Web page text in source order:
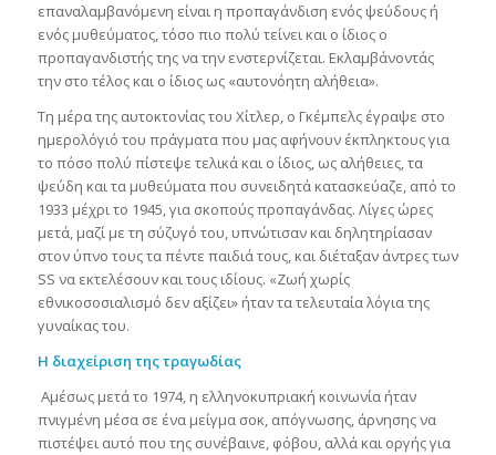
επαναλαμβανόμενη είναι η προπαγάνδιση ενός ψεύδους ή
ενός μυθεύματος, τόσο πιο πολύ τείνει και ο ίδιος ο
προπαγανδιστής της να την ενστερνίζεται. Εκλαμβάνοντάς
την στο τέλος και ο ίδιος ως «αυτονόητη αλήθεια».
Τη μέρα της αυτοκτονίας του Χίτλερ, ο Γκέμπελς έγραψε στο
ημερολόγιό του πράγματα που μας αφήνουν έκπληκτους για
το πόσο πολύ πίστεψε τελικά και ο ίδιος, ως αλήθειες, τα
ψεύδη και τα μυθεύματα που συνειδητά κατασκεύαζε, από το
1933 μέχρι το 1945, για σκοπούς προπαγάνδας. Λίγες ώρες
μετά, μαζί με τη σύζυγό του, υπνώτισαν και δηλητηρίασαν
στον ύπνο τους τα πέντε παιδιά τους, και διέταξαν άντρες των
SS να εκτελέσουν και τους ιδίους. «Ζωή χωρίς
εθνικοσοσιαλισμό δεν αξίζει» ήταν τα τελευταία λόγια της
γυναίκας του.
Η διαχείριση της τραγωδίας
Αμέσως μετά το 1974, η ελληνοκυπριακή κοινωνία ήταν
πνιγμένη μέσα σε ένα μείγμα σοκ, απόγνωσης, άρνησης να
πιστέψει αυτό που της συνέβαινε, φόβου, αλλά και οργής για